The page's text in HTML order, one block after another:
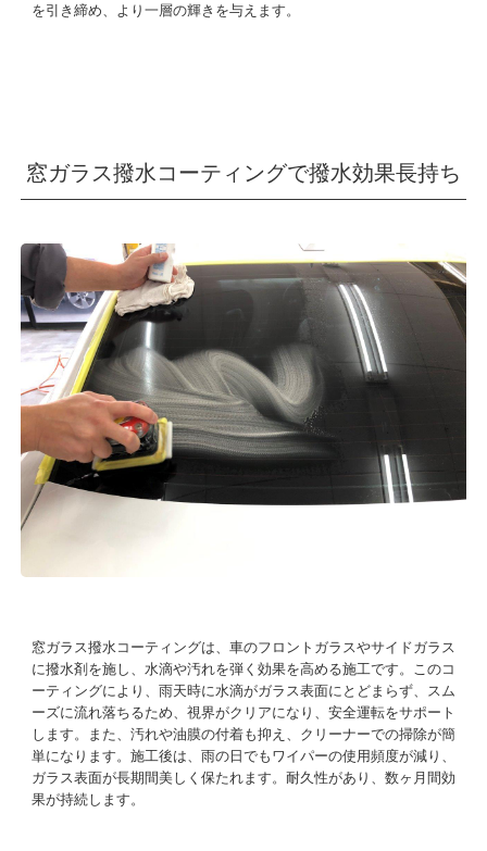
を引き締め、より一層の輝きを与えます。
窓ガラス撥水コーティングで撥水効果長持ち
窓ガラス撥水コーティングは、車のフロントガラスやサイドガラス
に撥水剤を施し、水滴や汚れを弾く効果を高める施工です。このコ
ーティングにより、雨天時に水滴がガラス表面にとどまらず、スム
ーズに流れ落ちるため、視界がクリアになり、安全運転をサポート
します。また、汚れや油膜の付着も抑え、クリーナーでの掃除が簡
単になります。施工後は、雨の日でもワイパーの使用頻度が減り、
ガラス表面が長期間美しく保たれます。耐久性があり、数ヶ月間効
果が持続します。